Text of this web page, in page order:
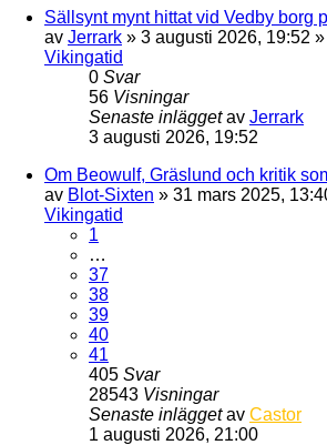
Sällsynt mynt hittat vid Vedby borg
av Jerrark » 3 augusti 2026, 19:52 »
Vikingatid
0 Svar
56 Visningar
Senaste inläggetav Jerrark
3 augusti 2026, 19:52
Om Beowulf, Gräslund och kritik
av Blot-Sixten » 31 mars 2025,
Vikingatid
1
…
37
38
39
40
41
405 Svar
28543 Visningar
Senaste inläggetav Castor
1 augusti 2026, 21:00